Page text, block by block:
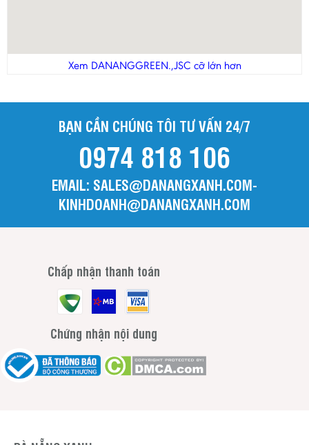
Tuyên Quang
Xem DANANGGREEN.,JSC cỡ lớn hơn
BẠN CẦN CHÚNG TÔI TƯ VẤN 24/7
0974 818 106
EMAIL: SALES@DANANGXANH.COM-
KINHDOANH@DANANGXANH.COM
Chấp nhận thanh toán
Chứng nhận nội dung